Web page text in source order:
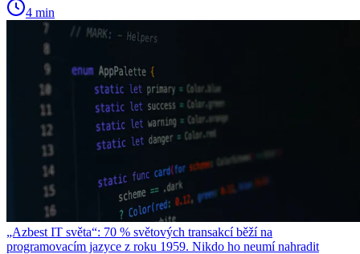
4 min
„Azbest IT světa“: 70 % světových transakcí běží na
programovacím jazyce z roku 1959. Nikdo ho neumí nahradit